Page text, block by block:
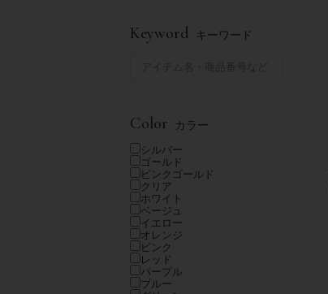
Keyword キーワード
Color カラー
シルバー
ゴールド
ピンクゴールド
クリア
ホワイト
ベージュ
イエロー
オレンジ
ピンク
レッド
パープル
ブルー